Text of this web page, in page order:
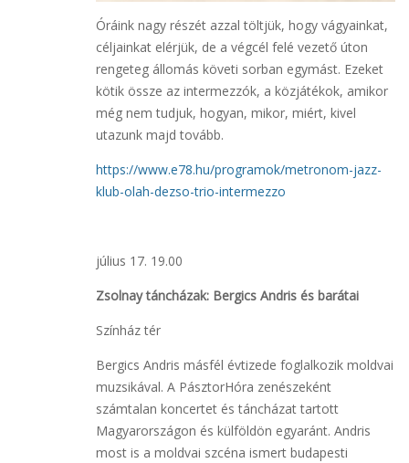
Óráink nagy részét azzal töltjük, hogy vágyainkat,
céljainkat elérjük, de a végcél felé vezető úton
rengeteg állomás követi sorban egymást. Ezeket
kötik össze az intermezzók, a közjátékok, amikor
még nem tudjuk, hogyan, mikor, miért, kivel
utazunk majd tovább.
https://www.e78.hu/programok/metronom-jazz-
klub-olah-dezso-trio-intermezzo
július 17. 19.00
Zsolnay táncházak: Bergics Andris és barátai
Színház tér
Bergics Andris másfél évtizede foglalkozik moldvai
muzsikával. A PásztorHóra zenészeként
számtalan koncertet és táncházat tartott
Magyarországon és külföldön egyaránt. Andris
most is a moldvai szcéna ismert budapesti